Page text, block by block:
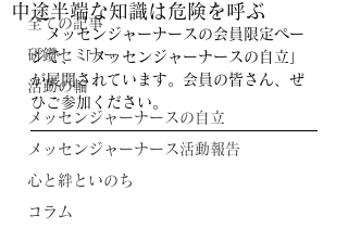
全ての記事
研鑽セミナー
活動の輪
メッセンジャーナースの自立
メッセンジャーナース活動報告
心と絆といのち
コラム
中途半端な知識は危険を呼ぶ
メッセンジャーナースの会員限定ペー
ジで、「メッセンジャーナースの自立」
が展開されています。会員の皆さん、ぜ
ひご参加ください。